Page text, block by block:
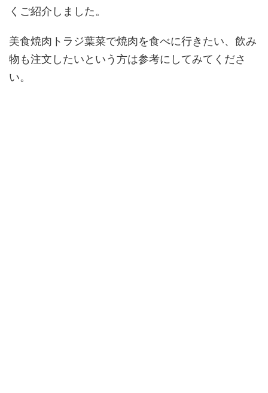
くご紹介しました。
美食焼肉トラジ葉菜で焼肉を食べに行きたい、飲み
物も注文したいという方は参考にしてみてくださ
い。